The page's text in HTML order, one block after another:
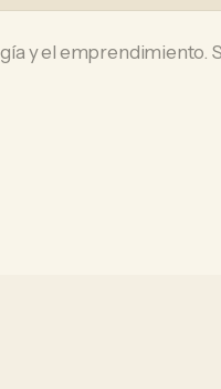
y el emprendimiento.